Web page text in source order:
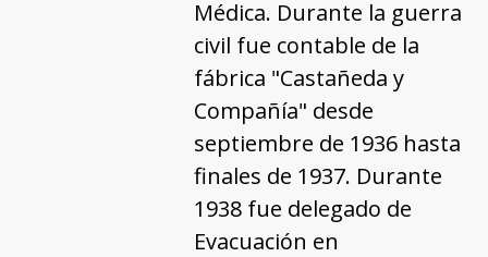
Médica. Durante la guerra
civil fue contable de la
fábrica "Castañeda y
Compañía" desde
septiembre de 1936 hasta
finales de 1937. Durante
1938 fue delegado de
Evacuación en